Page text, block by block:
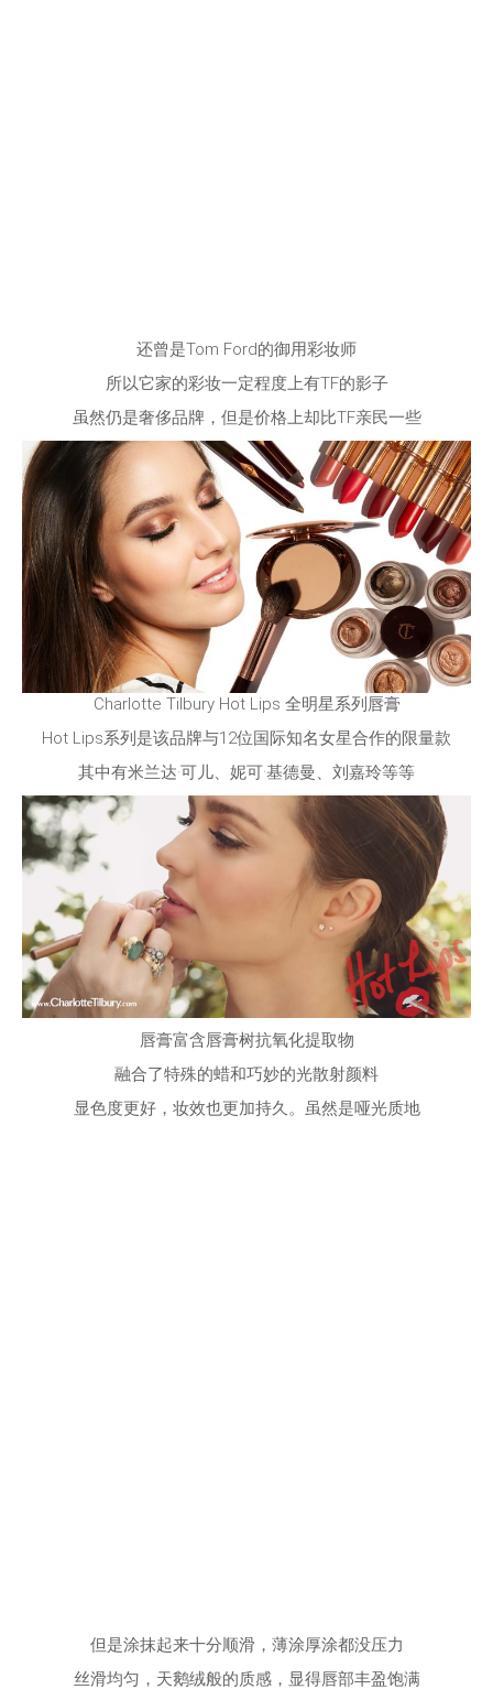
还曾是Tom Ford的御用彩妆师
所以它家的彩妆一定程度上有TF的影子
虽然仍是奢侈品牌，但是价格上却比TF亲民一些
Charlotte Tilbury Hot Lips 全明星系列唇膏
Hot Lips系列是该品牌与12位国际知名女星合作的限量款
其中有米兰达·可儿、妮可·基德曼、刘嘉玲等等
唇膏富含唇膏树抗氧化提取物
融合了特殊的蜡和巧妙的光散射颜料
显色度更好，妆效也更加持久。虽然是哑光质地
但是涂抹起来十分顺滑，薄涂厚涂都没压力
丝滑均匀，天鹅绒般的质感，显得唇部丰盈饱满